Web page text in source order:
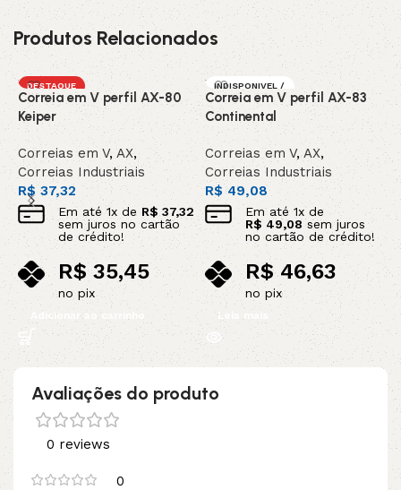
Produtos Relacionados
DESTAQUE
Correia em V perfil AX-80
Keiper
Correias em V, AX,
Correias Industriais
R$37,32
Em até 1x deR$ 37,32
sem juros no cartão
de crédito!
R$35,45
no pix
Adicionar ao carrinho
INDISPONIVEL /
SOB ENCOMEN
DA
Correia em V perfil AX-83
Continental
Correias em V,AX,
Correias Industriais
R$ 49,08
Em até1x de
R$ 49,08 sem juros
no cartão de crédito!
R$46,63
no pix
Leia mais
Avaliações do produto
0 reviews
0